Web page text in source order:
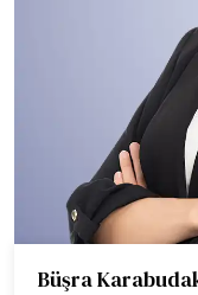
Büşra